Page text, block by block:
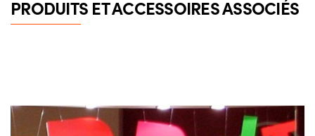
PRODUITS ET ACCESSOIRES ASSOCIÉS